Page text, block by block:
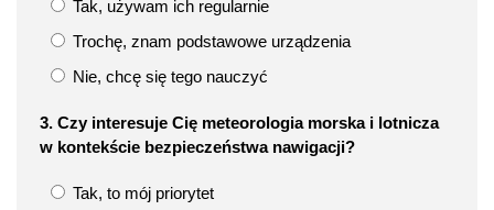
Tak, używam ich regularnie
Trochę, znam podstawowe urządzenia
Nie, chcę się tego nauczyć
3. Czy interesuje Cię meteorologia morska i lotnicza
w kontekście bezpieczeństwa nawigacji?
Tak, to mój priorytet